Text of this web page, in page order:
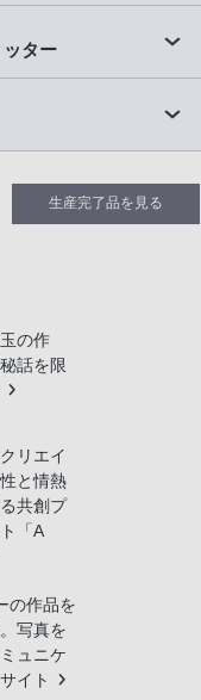
ター
生産完了品を見る
の作
話を限
リエイ
と情熱
共創プ
「A
の作品を
写真を
ュニケ
イト